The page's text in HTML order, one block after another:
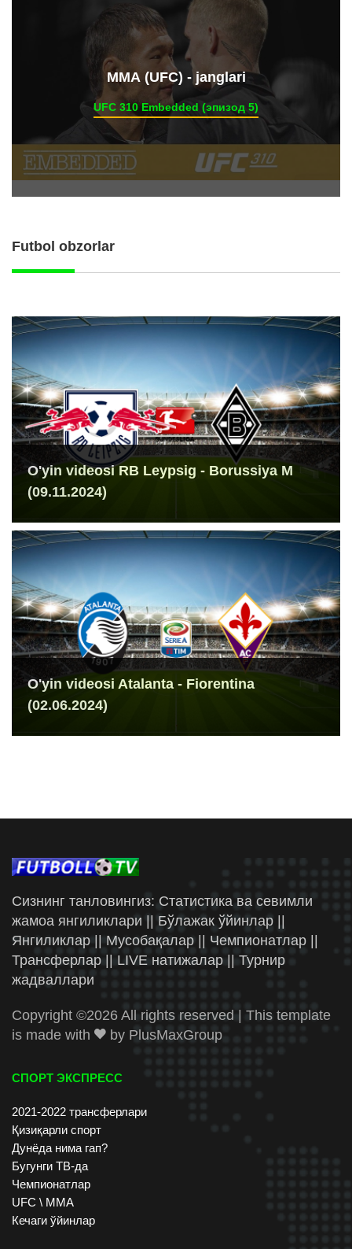
ММА (UFC) - janglari
UFC 310 Embedded (эпизод 5)
Futbol obzorlar
O'yin videosi RB Leypsig - Borussiya M
(09.11.2024)
O'yin videosi Atalanta - Fiorentina
(02.06.2024)
Сизнинг танловингиз: Статистика ва севимли
жамоа янгиликлари || Бўлажак ўйинлар ||
Янгиликлар || Мусобақалар || Чемпионатлар ||
Трансферлар || LIVE натижалар || Турнир
жадваллари
Copyright ©2026 All rights reserved | This template
is made with
by PlusMaxGroup
СПОРТ ЭКСПРЕСС
2021-2022 трансферлари
Қизиқарли спорт
Дунёда нима гап?
Бугунги ТВ-да
Чемпионатлар
UFC \ ММА
Кечаги ўйинлар